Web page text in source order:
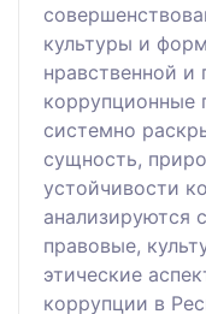
культуры и
нравственной и
коррупционные
системно
сущность,
устойчивости
анализируются
правовые,
этические
коррупции в